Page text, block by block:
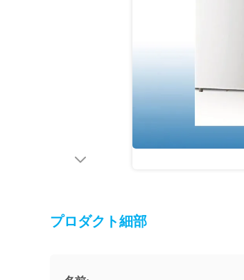
プロダクト細部